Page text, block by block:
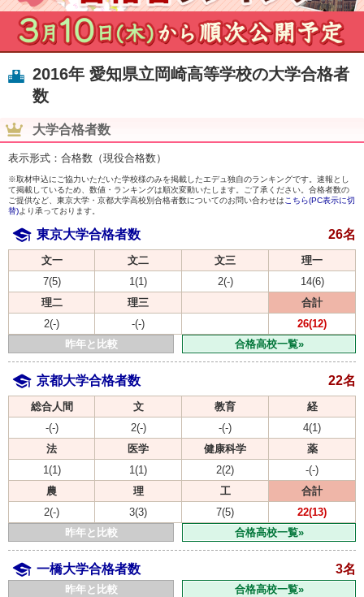
2016年 愛知県立岡崎高等学校の大学合格者
数
大学合格者数
表示形式：合格数（現役合格数）
※取材申込にご協力いただいた学校様のみを掲載したエデュ独自のランキングです。速報とし
て掲載しているため、数値・ランキングは順次変動いたします。ご了承ください。合格者数の
ご提供など、東京大学・京都大学高校別合格者数についてのお問い合わせはこちら(PC表示に切
替)より承っております。
東京大学合格者数 26名
文一 文二 文三
理一
7(5)
1(1) 2(-)
14(6)
理二
理三
合計
2(-)
-(-)
26(12)
昨年と比較
合格高校一覧»
京都大学合格者数 22名
総合人間 文 教育
経
-(-)
2(-) -(-)
4(1)
法
医学 健康科学
薬
1(1)
1(1) 2(2)
-(-)
農
理 工
合計
2(-)
3(3) 7(5)
22(13)
昨年と比較
合格高校一覧»
一橋大学合格者数 3名
昨年と比較 合格高校一覧»